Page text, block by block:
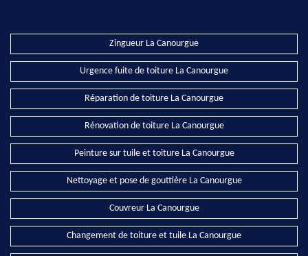
Zingueur La Canourgue
Urgence fuite de toiture La Canourgue
Réparation de toiture La Canourgue
Rénovation de toiture La Canourgue
Peinture sur tuile et toiture La Canourgue
Nettoyage et pose de gouttière La Canourgue
Couvreur La Canourgue
Changement de toiture et tuile La Canourgue